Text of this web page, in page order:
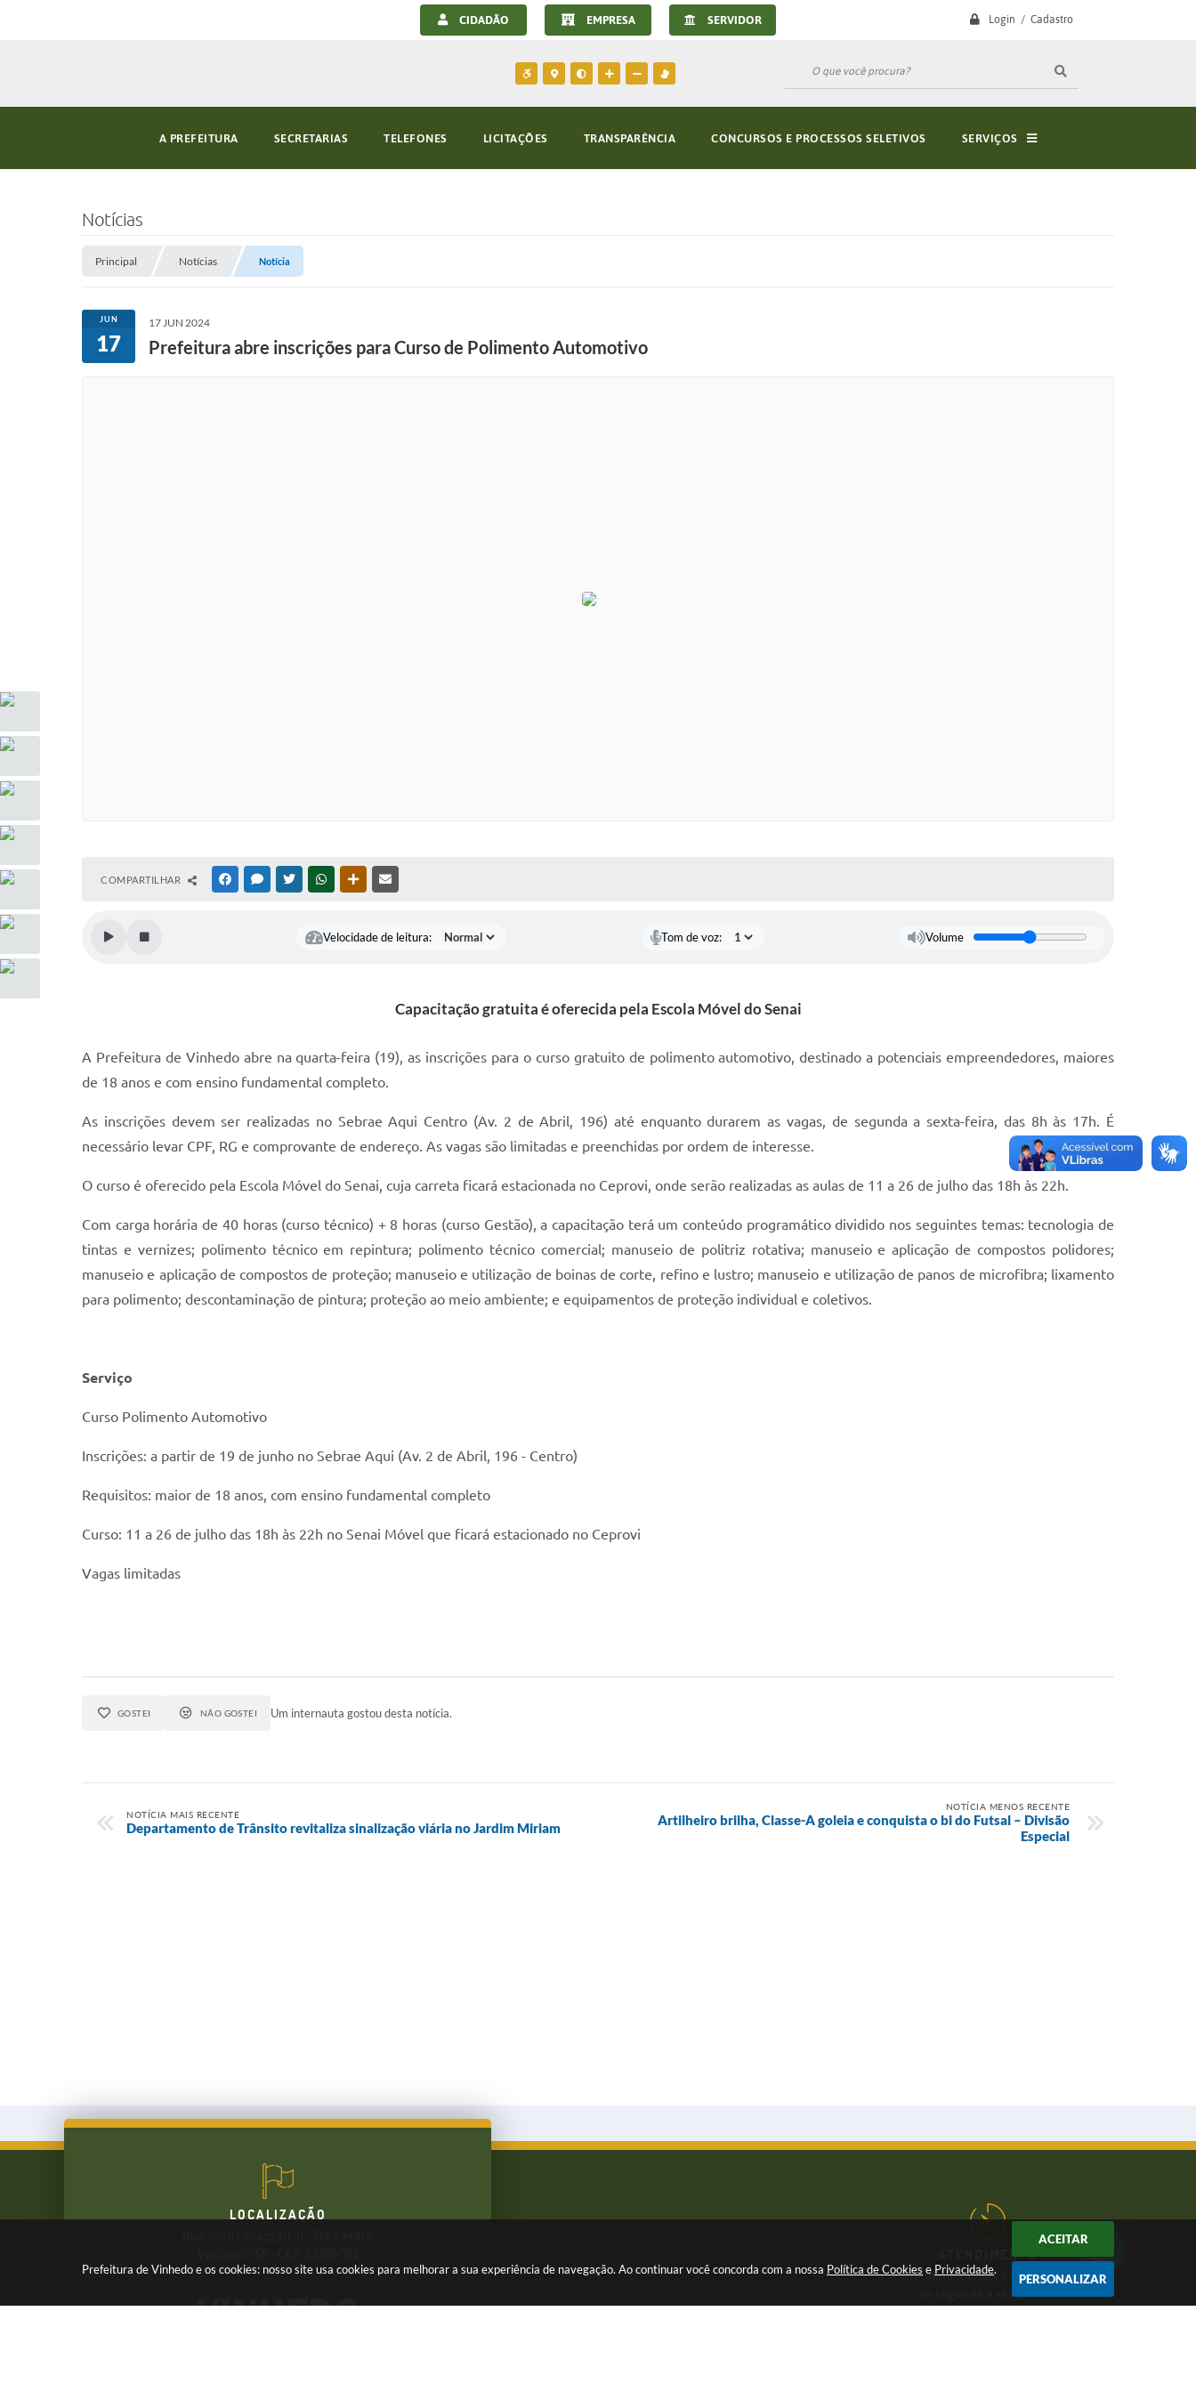
Prefeitura de Vinhedo e os cookies: nosso site usa cookies para melhorar a sua experiência de navegação. Ao continuar você concorda com a nossa Política de Cookies e Privacidade.
ACEITAR
PERSONALIZAR
Login / Cadastro
CIDADÃO EMPRESA SERVIDOR
A PREFEITURA SECRETARIAS TELEFONES LICITAÇÕES TRANSPARÊNCIA CONCURSOS E PROCESSOS SELETIVOS SERVIÇOS
Notícias
Principal Notícias Notícia
JUN
17
17 JUN 2024
Prefeitura abre inscrições para Curso de Polimento Automotivo
COMPARTILHAR FACEBOOKMESSENGER
TWITTERWHATSAPPOUTRAS MÍDIAS
Velocidade de leitura: Tom de voz: Volume
Capacitação gratuita é oferecida pela Escola Móvel do Senai
A Prefeitura de Vinhedo abre na quarta-feira (19), as inscrições para o curso gratuito de polimento automotivo, destinado a potenciais empreendedores, maiores
de 18 anos e com ensino fundamental completo.
As inscrições devem ser realizadas no Sebrae Aqui Centro (Av. 2 de Abril, 196) até enquanto durarem as vagas, de segunda a sexta-feira, das 8h às 17h. É
necessário levar CPF, RG e comprovante de endereço. As vagas são limitadas e preenchidas por ordem de interesse.
O curso é oferecido pela Escola Móvel do Senai, cuja carreta ficará estacionada no Ceprovi, onde serão realizadas as aulas de 11 a 26 de julho das 18h às 22h.
Com carga horária de 40 horas (curso técnico) + 8 horas (curso Gestão), a capacitação terá um conteúdo programático dividido nos seguintes temas: tecnologia de
tintas e vernizes; polimento técnico em repintura; polimento técnico comercial; manuseio de politriz rotativa; manuseio e aplicação de compostos polidores;
manuseio e aplicação de compostos de proteção; manuseio e utilização de boinas de corte, refino e lustro; manuseio e utilização de panos de microfibra; lixamento
para polimento; descontaminação de pintura; proteção ao meio ambiente; e equipamentos de proteção individual e coletivos.
Serviço
Curso Polimento Automotivo
Inscrições: a partir de 19 de junho no Sebrae Aqui (Av. 2 de Abril, 196 - Centro)
Requisitos: maior de 18 anos, com ensino fundamental completo
Curso: 11 a 26 de julho das 18h às 22h no Senai Móvel que ficará estacionado no Ceprovi
Vagas limitadas
GOSTEI NÃO GOSTEI Um internauta gostou desta notícia.
NOTÍCIA MAIS RECENTE
Departamento de Trânsito revitaliza sinalização viária no Jardim Miriam
NOTÍCIA MENOS RECENTE
Artilheiro brilha, Classe-A goleia e conquista o bi do Futsal – Divisão
Especial
(19) 3826-7800
ATENDIMENTO
Atendimento das 8 às 17 horas,
de segunda a sexta-feira
LOCALIZAÇÃO